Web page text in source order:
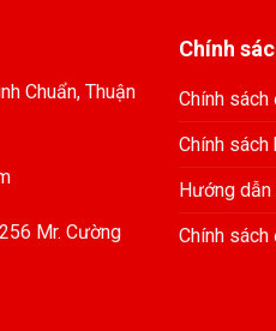
Chuẩn, Thuận
Mr. Cường
Chính
Chính
Chính sách
Hướng dẫn
Chính